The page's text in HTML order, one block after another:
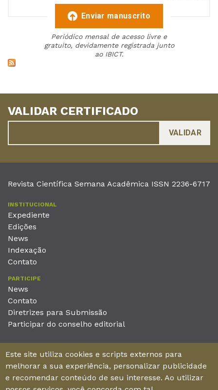
Enviar manuscrito
Periódico mensal de acesso livre e
gratuito, devidamente registrada junto
ao IBICT.
VALIDAR CERTIFICADO
Revista Científica Semana Acadêmica ISSN 2236-6717
INSTITUCIONAL
Expediente
Edições
News
Indexação
Contato
PARTICIPE
News
Contato
Diretrizes para Submissão
Participar do conselho editorial
Unieducar Inteligência Educacional Ltda
CNPJ: 05.569.970/0001-26
Av. Desembargador Moreira, No. 2001 – 11º andar - Bairro
Este site utiliza cookies e scripts externos para
melhorar a sua experiência, personalizar publicidade
e recomendar conteúdo de seu interesse. Ao utilizar